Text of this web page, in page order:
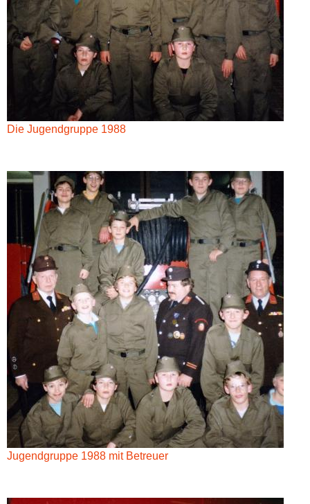
Die Jugendgruppe 1988
Jugendgruppe 1988 mit Betreuer